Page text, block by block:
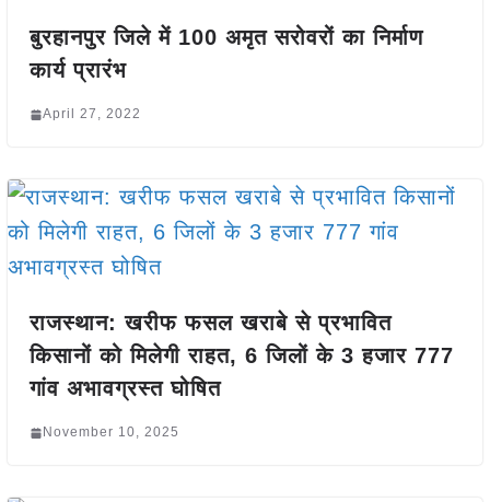
बुरहानपुर जिले में 100 अमृत सरोवरों का निर्माण
कार्य प्रारंभ
April 27, 2022
राजस्थान: खरीफ फसल खराबे से प्रभावित
किसानों को मिलेगी राहत, 6 जिलों के 3 हजार 777
गांव अभावग्रस्त घोषित
November 10, 2025